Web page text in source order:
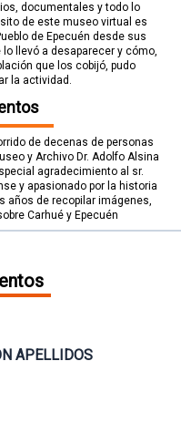
documentales y todo lo
de este museo virtual es
de Epecuén desde sus
llevó a desaparecer y cómo,
que los cobijó, pudo
la actividad.
de decenas de personas
y Archivo Dr. Adolfo Alsina
agradecimiento al sr.
y apasionado por la historia
años de recopilar imágenes,
Carhué y Epecuén
APELLIDOS